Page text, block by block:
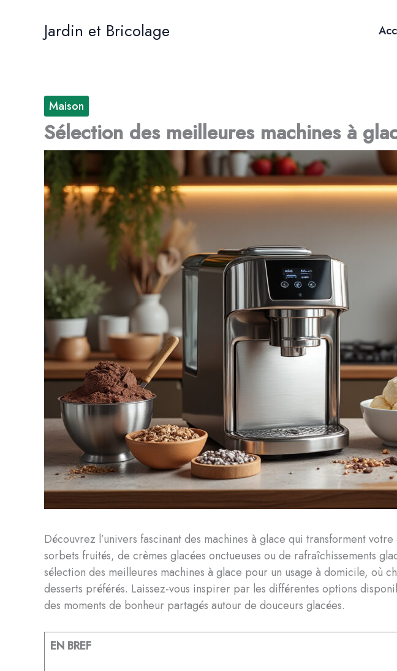
Jardin et Bricolage
Maison
Sélection des meilleures machines à
Découvrez l’univers fascinant des machines à glace qui transforment
sorbets fruités, de crèmes glacées onctueuses ou de rafraîchissements
sélection des meilleures machines à glace pour un usage à domicile, où
desserts préférés. Laissez-vous inspirer par les différentes options
des moments de bonheur partagés autour de douceurs glacées.
EN BREF